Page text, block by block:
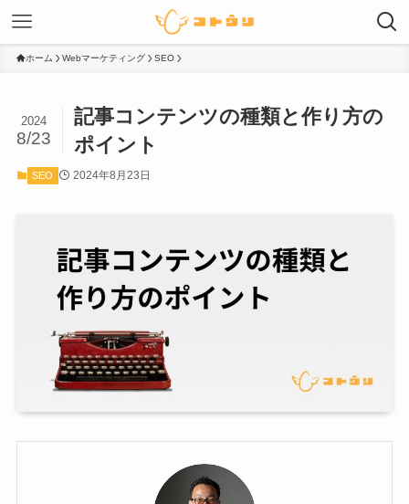
ホーム Webマーケティング SEO
記事コンテンツの種類と作り方の
ポイント
2024
8/23
SEO 2024年8月23日